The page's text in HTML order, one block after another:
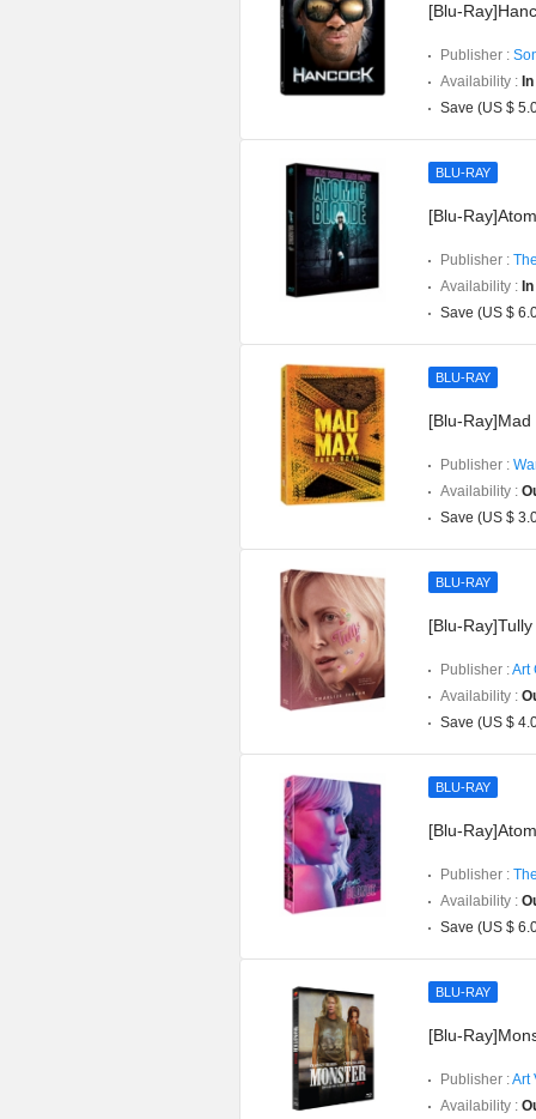
[Blu-
Publisher :
Availability :
Save (US $
BLU-RAY
[Blu-
Publisher :
Availability :
Save (US $
BLU-RAY
[Blu-
Publisher :
Availability :
Save (US $
BLU-RAY
[Blu-
Publisher :Art
Availability :
Save (US $
BLU-RAY
[Blu-
Publisher :
Availability :
Save (US $
BLU-RAY
[Blu-
Publisher :Art
Availability :